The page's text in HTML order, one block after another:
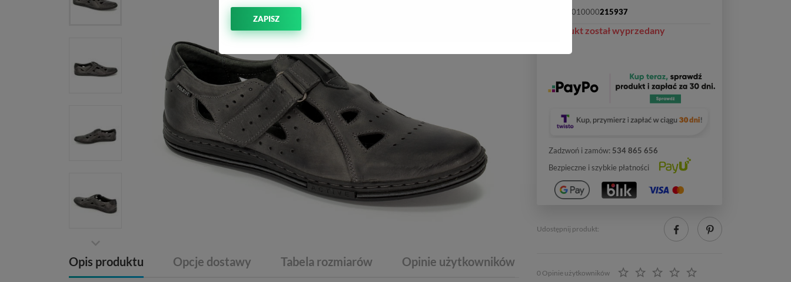
Opis produktu Opcje dostawy Tabela rozmiarów Opinie użytkowników
2010000215937
Produkt został wyprzedany
Zadzwoń i zamów: 534 865 656
Bezpieczne i szybkie płatności
Udostępnij produkt:
0 Opinie użytkowników
ZAPISZ